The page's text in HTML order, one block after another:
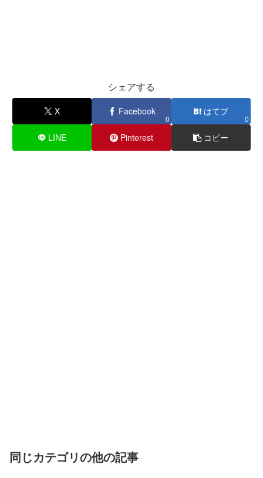
シェアする
X Facebook
0
はてブ
0
LINE Pinterest コピー
同じカテゴリの他の記事